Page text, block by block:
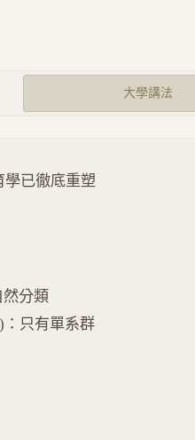
大學講法
學已徹底重塑
分類
：只有單系群